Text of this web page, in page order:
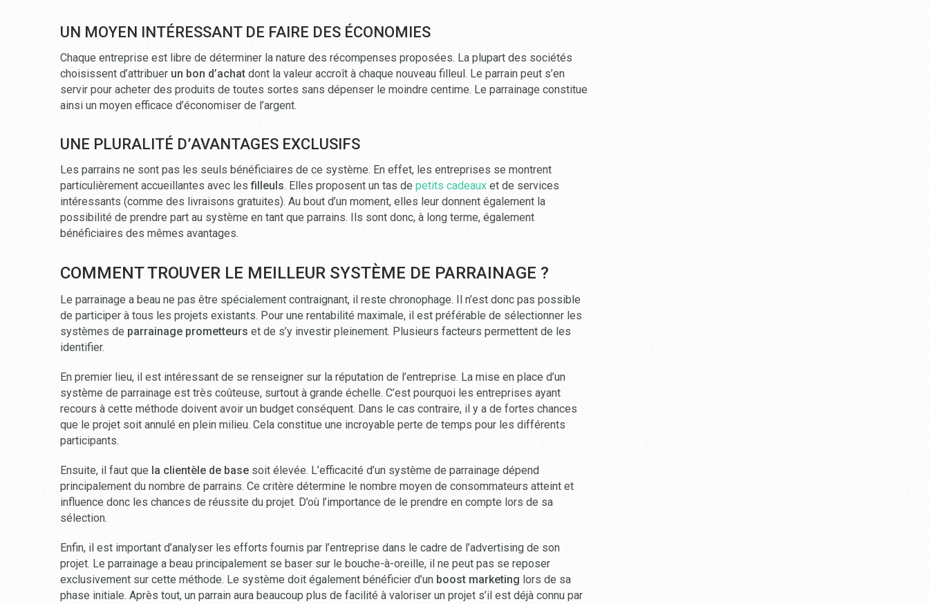
UN MOYEN INTÉRESSANT DE FAIRE DES ÉCONOMIES
Chaque entreprise est libre de déterminer la nature des récompenses proposées. La plupart des sociétés
choisissent d’attribuer un bon d’achat dont la valeur accroît à chaque nouveau filleul. Le parrain peut s’en
servir pour acheter des produits de toutes sortes sans dépenser le moindre centime. Le parrainage constitue
ainsi un moyen efficace d’économiser de l’argent.
UNE PLURALITÉ D’AVANTAGES EXCLUSIFS
Les parrains ne sont pas les seuls bénéficiaires de ce système. En effet, les entreprises se montrent
particulièrement accueillantes avec lesfilleuls. Elles proposent un tas de petits cadeaux et de services
intéressants (comme des livraisons gratuites). Au bout d’un moment, elles leur donnent également la
possibilité de prendre part au système en tant que parrains. Ils sont donc, à long terme, également
bénéficiaires des mêmes avantages.
COMMENT TROUVER LE MEILLEUR SYSTÈME DE PARRAINAGE ?
Le parrainage a beau ne pas être spécialement contraignant, il reste chronophage. Il n’est donc pas possible
de participer à tous les projets existants. Pour une rentabilité maximale, il est préférable de sélectionner les
systèmes de parrainage prometteurs et de s’y investir pleinement. Plusieurs facteurs permettent de les
identifier.
En premier lieu, il est intéressant de se renseigner sur la réputation de l’entreprise. La mise en place d’un
système de parrainage est très coûteuse, surtout à grande échelle. C’est pourquoi les entreprises ayant
recours à cette méthode doivent avoir un budget conséquent. Dans le cas contraire, il y a de fortes chances
que le projet soit annulé en plein milieu. Cela constitue une incroyable perte de temps pour les différents
participants.
Ensuite, il faut que la clientèle de base soit élevée. L’efficacité d’un système de parrainage dépend
principalement du nombre de parrains. Ce critère détermine le nombre moyen de consommateurs atteint et
influence donc les chances de réussite du projet. D’où l’importance de le prendre en compte lors de sa
sélection.
Enfin, il est important d’analyser les efforts fournis par l’entreprise dans le cadre de l’advertising de son
projet. Le parrainage a beau principalement se baser sur le bouche-à-oreille, il ne peut pas se reposer
exclusivement sur cette méthode. Le système doit également bénéficier d’un boost marketing lors de sa
phase initiale. Après tout, un parrain aura beaucoup plus de facilité à valoriser un projet s’il est déjà connu par